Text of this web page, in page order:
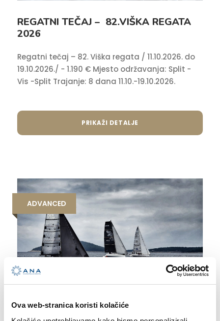
Ova web-stranica koristi kolačiće
REGATNI TEČAJ – 82.VIŠKA REGATA
2026
Regatni tečaj – 82. Viška regata / 11.10.2026. do
19.10.2026./ - 1.190 € Mjesto održavanja: Split -
Vis -Split Trajanje: 8 dana 11.10.-19.10.2026.
PRIKAŽI DETALJE
ADVANCED
REGATNI TEČAJ – 12. ROUND LONG
ISLAND RACE 2026